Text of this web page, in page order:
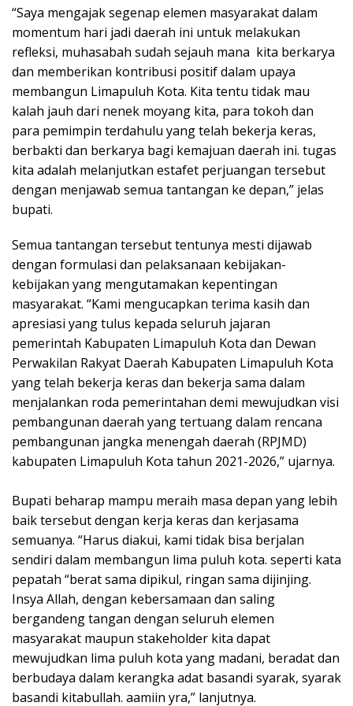
“Saya mengajak segenap elemen masyarakat dalam
momentum hari jadi daerah ini untuk melakukan
refleksi, muhasabah sudah sejauh mana kita berkarya
dan memberikan kontribusi positif dalam upaya
membangun Limapuluh Kota. Kita tentu tidak mau
kalah jauh dari nenek moyang kita, para tokoh dan
para pemimpin terdahulu yang telah bekerja keras,
berbakti dan berkarya bagi kemajuan daerah ini. tugas
kita adalah melanjutkan estafet perjuangan tersebut
dengan menjawab semua tantangan ke depan,” jelas
bupati.
Semua tantangan tersebut tentunya mesti dijawab
dengan formulasi dan pelaksanaan kebijakan-
kebijakan yang mengutamakan kepentingan
masyarakat. “Kami mengucapkan terima kasih dan
apresiasi yang tulus kepada seluruh jajaran
pemerintah Kabupaten Limapuluh Kota dan Dewan
Perwakilan Rakyat Daerah Kabupaten Limapuluh Kota
yang telah bekerja keras dan bekerja sama dalam
menjalankan roda pemerintahan demi mewujudkan visi
pembangunan daerah yang tertuang dalam rencana
pembangunan jangka menengah daerah (RPJMD)
kabupaten Limapuluh Kota tahun 2021-2026,” ujarnya.
Bupati beharap mampu meraih masa depan yang lebih
baik tersebut dengan kerja keras dan kerjasama
semuanya. “Harus diakui, kami tidak bisa berjalan
sendiri dalam membangun lima puluh kota. seperti kata
pepatah “berat sama dipikul, ringan sama dijinjing.
Insya Allah, dengan kebersamaan dan saling
bergandeng tangan dengan seluruh elemen
masyarakat maupun stakeholder kita dapat
mewujudkan lima puluh kota yang madani, beradat dan
berbudaya dalam kerangka adat basandi syarak, syarak
basandi kitabullah. aamiin yra,” lanjutnya.